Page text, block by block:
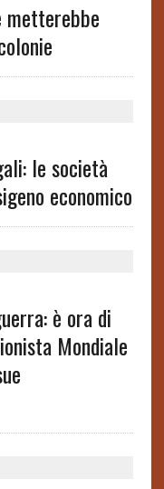
metterebbe
le società
economico
è ora di
Mondiale